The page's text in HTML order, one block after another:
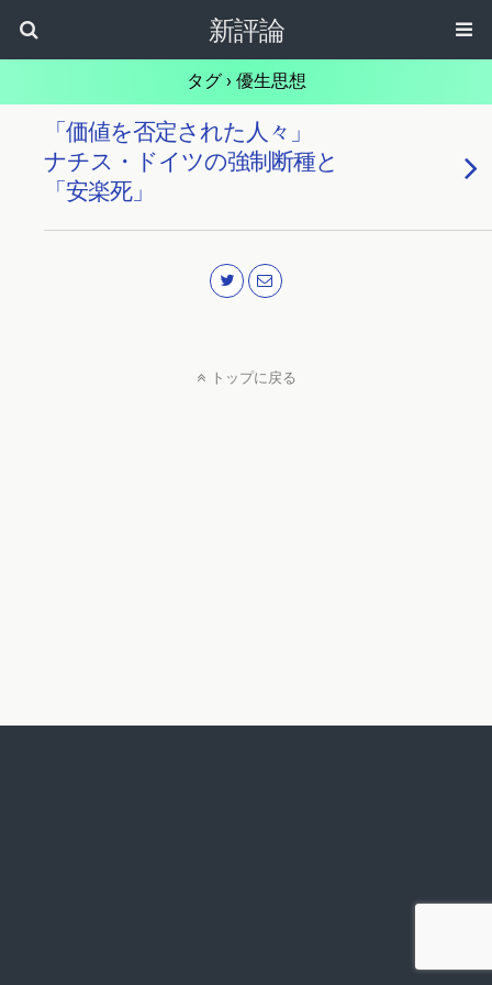
新評論
タグ › 優生思想
「価値を否定された人々」
ナチス・ドイツの強制断種と
「安楽死」
トップに戻る